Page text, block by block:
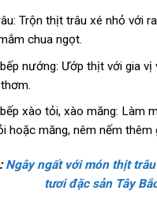
Trộn thịt trâu xé nhỏ với
chua ngọt.
nướng: Ướp thịt với gia vị
xào tỏi, xào măng: Làm
hoặc măng, nêm nếm thêm
Ngây ngất với món thịt
tươi đặc sản Tây